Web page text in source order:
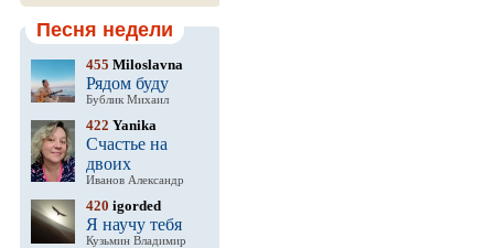
Песня недели
455 Miloslavna
Рядом буду
Бублик Михаил
422 Yanika
Счастье на
двоих
Иванов Александр
420 igorded
Я научу тебя
Кузьмин Владимир